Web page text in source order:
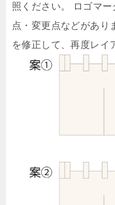
照ください。 ロゴマ
点・変更点などがあり
を修正して、再度レイ